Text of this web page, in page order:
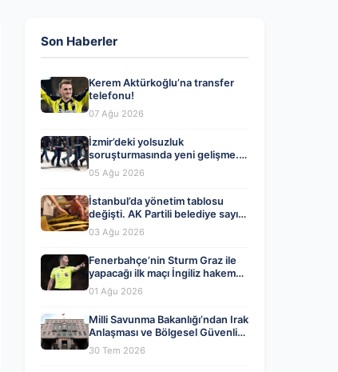
Son Haberler
Kerem Aktürkoğlu’na transfer
telefonu!
07 Ağu 2026
İzmir’deki yolsuzluk
soruşturmasında yeni gelişme.
Veli Ağbaba’nın ağabeyi dahil iki
kişi gözaltında
05 Ağu 2026
İstanbul’da yönetim tablosu
değişti. AK Partili belediye sayısı
CHP’yi geçti
03 Ağu 2026
Fenerbahçe’nin Sturm Graz ile
yapacağı ilk maçı İngiliz hakem
Chris Kavanagh yönetecek
01 Ağu 2026
Milli Savunma Bakanlığı’ndan Irak
Anlaşması ve Bölgesel Güvenlik
Değerlendirmesi
30 Tem 2026